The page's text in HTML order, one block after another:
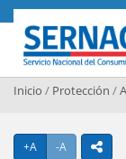
Contenido principal
SERNAC
Inicio / Protección /
+A Agrandar texto
-A Achicar texto